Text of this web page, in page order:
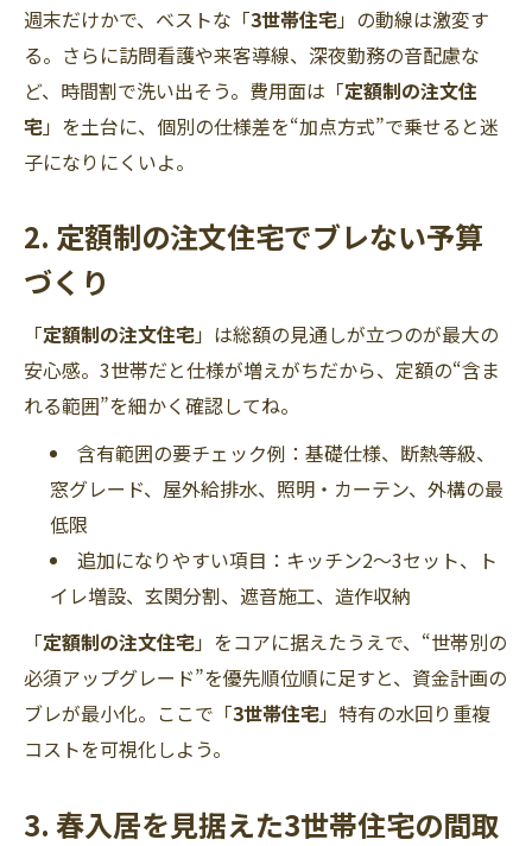
週末だけかで、ベストな「3世帯住宅」の動線は激変す
る。さらに訪問看護や来客導線、深夜勤務の音配慮な
ど、時間割で洗い出そう。費用面は「定額制の注文住
宅」を土台に、個別の仕様差を“加点方式”で乗せると迷
子になりにくいよ。
2. 定額制の注文住宅でブレない予算
づくり
「定額制の注文住宅」は総額の見通しが立つのが最大の
安心感。3世帯だと仕様が増えがちだから、定額の“含ま
れる範囲”を細かく確認してね。
含有範囲の要チェック例：基礎仕様、断熱等級、
窓グレード、屋外給排水、照明・カーテン、外構の最
低限
追加になりやすい項目：キッチン2〜3セット、ト
イレ増設、玄関分割、遮音施工、造作収納
「定額制の注文住宅」をコアに据えたうえで、“世帯別の
必須アップグレード”を優先順位順に足すと、資金計画の
ブレが最小化。ここで「3世帯住宅」特有の水回り重複
コストを可視化しよう。
3. 春入居を見据えた3世帯住宅の間取